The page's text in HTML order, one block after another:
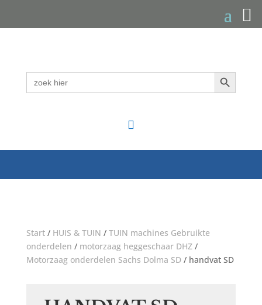
Zoek
naar:
Zoekknop

Start/ HUIS & TUIN / TUIN machines Gebruikte
onderdelen / motorzaag heggeschaar DHZ/
Motorzaag onderdelen Sachs Dolma SD/ handvat SD